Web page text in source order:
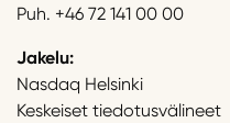
Puh. +46 72 141 00 00
Jakelu:
Nasdaq Helsinki
Keskeiset tiedotusvälineet